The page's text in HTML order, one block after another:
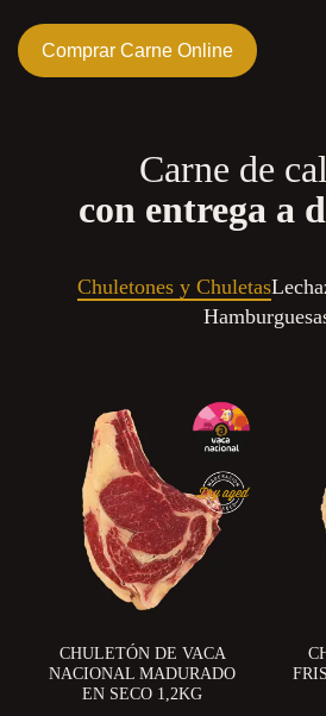
Comprar Carne Online
Carne de
con entrega a
Chuletones y Chuletas
CHULETÓN DE VACA
NACIONAL MADURADO
EN SECO 1,2KG